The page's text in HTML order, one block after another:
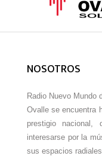
NOSOTROS
Radio Nuevo Mundo
Ovalle se encuentra
prestigio
interesarse por la
sus espacios radiales.